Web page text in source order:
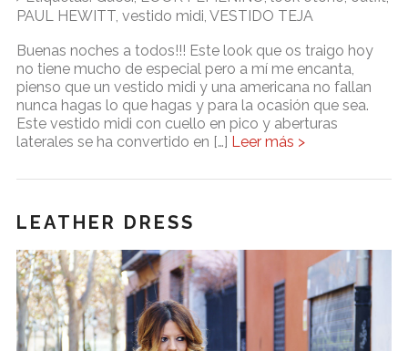
PAUL HEWITT, vestido midi, VESTIDO TEJA
Buenas noches a todos!!! Este look que os traigo hoy
no tiene mucho de especial pero a mí me encanta,
pienso que un vestido midi y una americana no fallan
nunca hagas lo que hagas y para la ocasión que sea.
Este vestido midi con cuello en pico y aberturas
laterales se ha convertido en […] Leer más >
LEATHER DRESS